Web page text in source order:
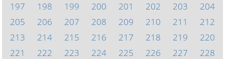
197
198 199 200 201 202 203
204
205
206 207 208 209 210 211
212
213
214 215 216 217 218 219
220
221
222 223 224 225 226 227
228